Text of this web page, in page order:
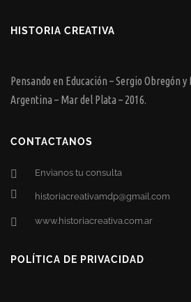
HISTORIA CREATIVA
Pensando en Educación – Sergio Obregón
Argentina – Mar del Plata – 2016.
CONTACTANOS
Envianos tu consulta
historiacreativamdp@gmail.com
www.historiacreativa.com.ar
POLÍTICA DE PRIVACIDAD